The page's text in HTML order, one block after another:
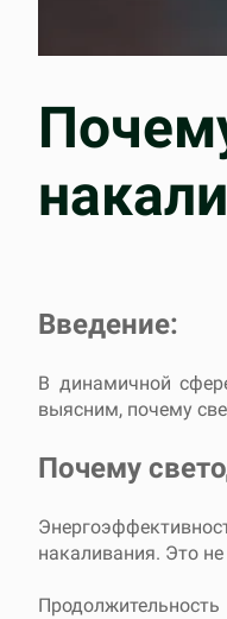
Введение:
В динамичной
выясним, почему
Почему
накаливания. Это